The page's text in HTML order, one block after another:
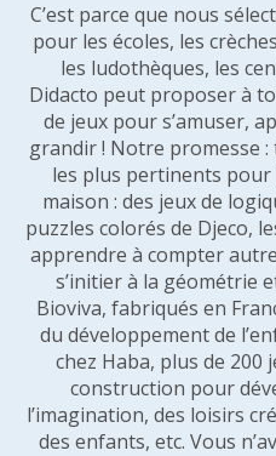
C’est parce que nous
pour les écoles, les
les ludothèques, les
Didacto peut proposer à
de jeux pour s’amuser,
grandir ! Notre promesse
les plus pertinents pour
maison : des jeux de
puzzles colorés de Djeco,
apprendre à compter
s’initier à la géométrie
Bioviva, fabriqués en
du développement de
chez Haba, plus de 200
construction pour
l’imagination, des loisirs
des enfants, etc. Vous